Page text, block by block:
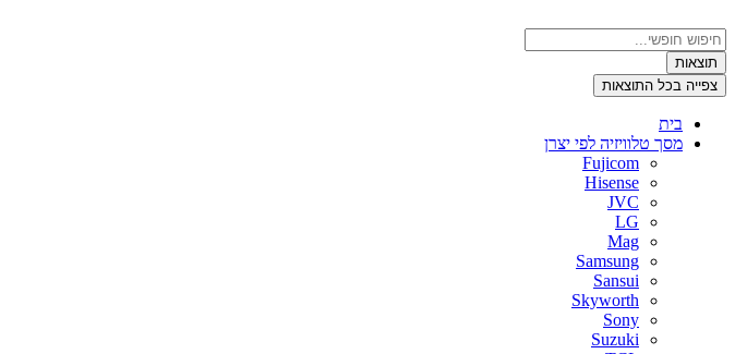
לתוכן
Search
...תוצאות
צפייה בכל התוצאות
בית
מסך טלוויזיה לפי יצרן
Fujicom
Hisense
JVC
LG
Mag
Samsung
Sansui
Skyworth
Sony
Suzuki